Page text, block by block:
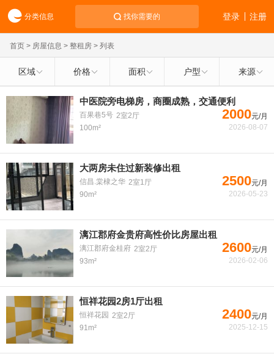
分类信息 找你需要的 注册
登录
首页 > 房屋信息 > 整租房 > 列表
区域 价格 面积 户型 来源
中医院旁电梯房，商圈成熟，交通便利
百果巷5号 2室2厅
100m²
2000元/月
2026-08-07
大两房未住过新装修出租
信昌.棠棣之华 2室1厅
90m²
2500元/月
2026-05-23
漓江郡府金贵府高性价比房屋出租
漓江郡府金桂府 2室2厅
93m²
2600元/月
2026-02-06
恒祥花园2房1厅出租
恒祥花园 2室2厅
91m²
2400元/月
2025-12-15